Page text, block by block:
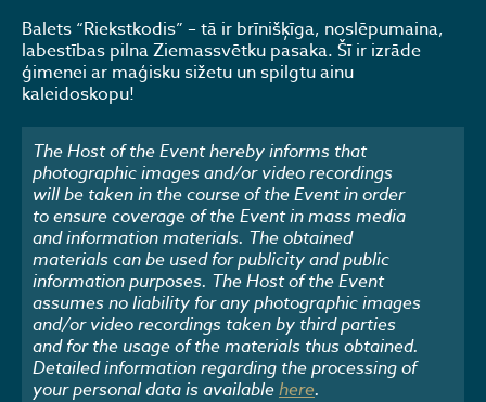
Balets “Riekstkodis” – tā ir brīnišķīga, noslēpumaina,
labestības pilna Ziemassvētku pasaka. Šī ir izrāde
ģimenei ar maģisku sižetu un spilgtu ainu
kaleidoskopu!
The Host of the Event hereby informs that
photographic images and/or video recordings
will be taken in the course of the Event in order
to ensure coverage of the Event in mass media
and information materials. The obtained
materials can be used for publicity and public
information purposes. The Host of the Event
assumes no liability for any photographic images
and/or video recordings taken by third parties
and for the usage of the materials thus obtained.
Detailed information regarding the processing of
your personal data is availablehere.